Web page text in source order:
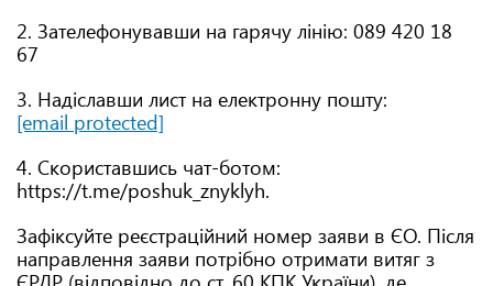
2. Зателефонувавши на гарячу лінію: 089 420 18
67
3. Надіславши лист на електронну пошту:
[email protected]
4. Скориставшись чат-ботом:
https://t.me/poshuk_znyklyh.
Зафіксуйте реєстраційний номер заяви в ЄО. Після
направлення заяви потрібно отримати витяг з